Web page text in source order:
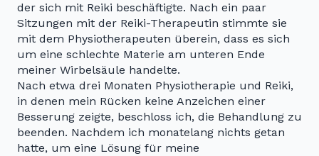
der sich mit Reiki beschäftigte. Nach ein paar
Sitzungen mit der Reiki-Therapeutin stimmte sie
mit dem Physiotherapeuten überein, dass es sich
um eine schlechte Materie am unteren Ende
meiner Wirbelsäule handelte.
Nach etwa drei Monaten Physiotherapie und Reiki,
in denen mein Rücken keine Anzeichen einer
Besserung zeigte, beschloss ich, die Behandlung zu
beenden. Nachdem ich monatelang nichts getan
hatte, um eine Lösung für meine